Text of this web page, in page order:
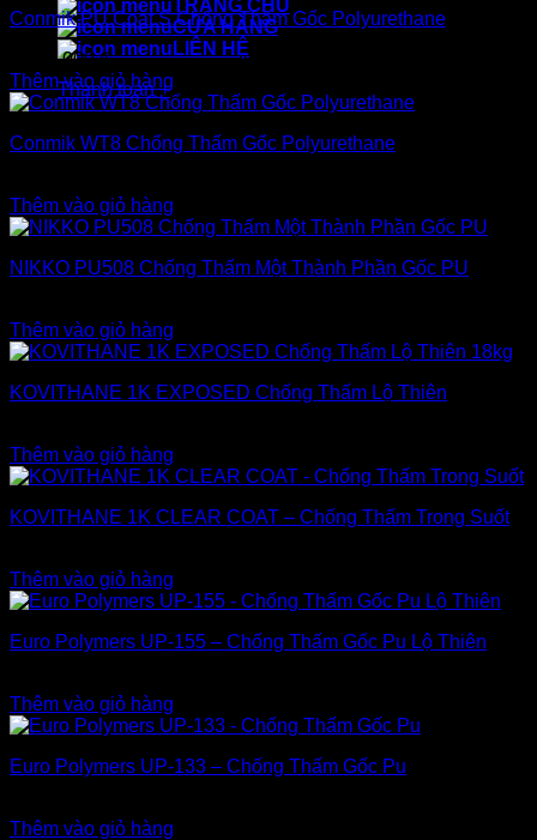
TRANG CHỦ
CỬA HÀNG
LIÊN HỆ
Thanh toán +
nhất
Conmik PU Coat S Chống Thấm Gốc Polyurethane
2.400.000₫
Thêm vào giỏ hàng
Conmik WT8 Chống Thấm Gốc Polyurethane
Thêm vào giỏ hàng
NIKKO PU508 Chống Thấm Một Thành Phần Gốc PU
Thêm vào giỏ hàng
KOVITHANE 1K EXPOSED Chống Thấm Lộ Thiên
Thêm vào giỏ hàng
KOVITHANE 1K CLEAR COAT – Chống Thấm Trong Suốt
Thêm vào giỏ hàng
Euro Polymers UP-155 – Chống Thấm Gốc Pu Lộ Thiên
Thêm vào giỏ hàng
Euro Polymers UP-133 – Chống Thấm Gốc Pu
Thêm vào giỏ hàng